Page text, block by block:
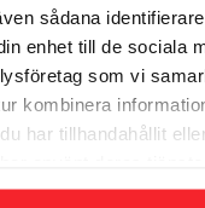
sådana
enhet till de sociala
som vi
kombinera
har tillhandahållit